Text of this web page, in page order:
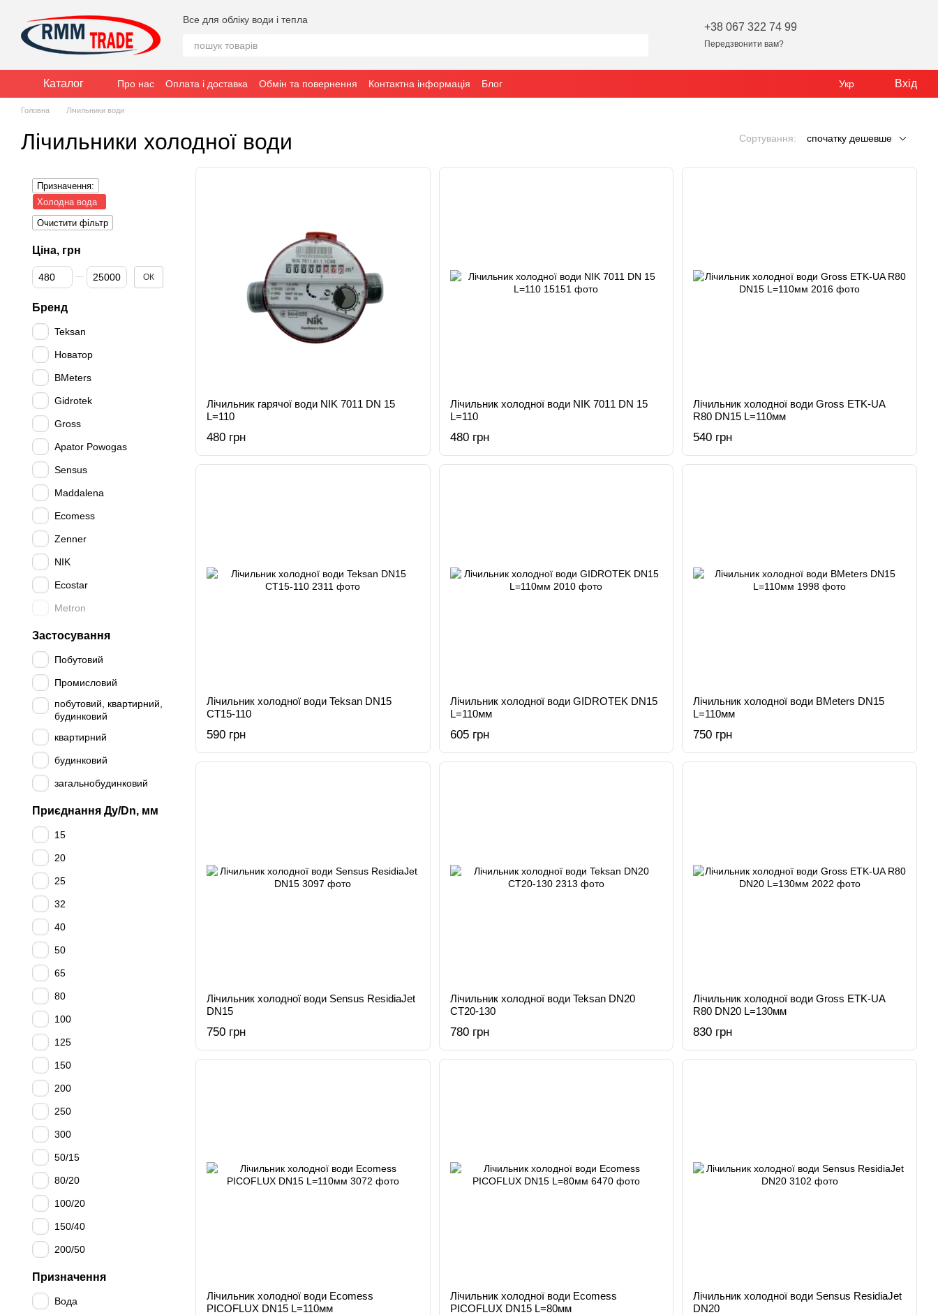
Все для обліку води і тепла
+38 067 322 74 99
Передзвонити вам?
Каталог Про нас Оплата і доставка Обмін та повернення Контактна інформація Блог Укр Вхід
Головна Лічильники води
Лічильники холодної води Сортування: спочатку дешевше
Лічильник гарячої води NIK 7011 DN 15
L=110
480 грн
Лічильник холодної води NIK 7011 DN 15
L=110
480 грн
Лічильник холодної води Gross ETK-UA
R80 DN15 L=110мм
540 грн
Лічильник холодної води Teksan DN15
CT15-110
590 грн
Лічильник холодної води GIDROTEK DN15
L=110мм
605 грн
Лічильник холодної води BMeters DN15
L=110мм
750 грн
Лічильник холодної води Sensus ResidiaJet
DN15
750 грн
Лічильник холодної води Teksan DN20
CT20-130
780 грн
Лічильник холодної води Gross ETK-UA
R80 DN20 L=130мм
830 грн
Лічильник холодної води Ecomess
PICOFLUX DN15 L=110мм
Лічильник холодної води Ecomess
PICOFLUX DN15 L=80мм
Лічильник холодної води Sensus ResidiaJet
DN20
Призначення:
Холодна вода
Очистити фільтр
Ціна, грн
Від Ціна, грн
До Ціна, грн ОК
Бренд
Teksan
Новатор
BMeters
Gidrotek
Gross
Apator Powogas
Sensus
Maddalena
Ecomess
Zenner
NIK
Ecostar
Metron
Застосування
Побутовий
Промисловий
побутовий, квартирний,
будинковий
квартирний
будинковий
загальнобудинковий
Приєднання Ду/Dn, мм
15
20
25
32
40
50
65
80
100
125
150
200
250
300
50/15
80/20
100/20
150/40
200/50
Призначення
Вода